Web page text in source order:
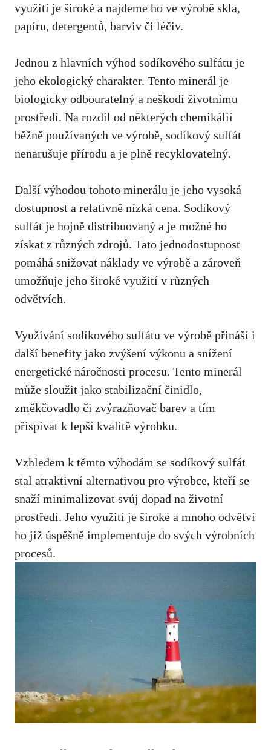
‍využití je široké a najdeme ho ve výrobě skla,
papíru,​ detergentů, barviv⁤ či léčiv.
Jednou z hlavních ⁣výhod sodíkového sulfátu je
jeho ekologický charakter. Tento minerál⁤ je
biologicky ​odbouratelný a neškodí životnímu
prostředí.‌ Na rozdíl od některých chemikálií
běžně používaných ve výrobě, sodíkový sulfát
nenarušuje ⁢přírodu a ⁢je plně​ recyklovatelný.
Další výhodou tohoto minerálu je jeho vysoká
dostupnost ⁢a relativně nízká cena. Sodíkový
sulfát je ⁤hojně distribuovaný ‌a je možné‍ ho
‌získat z různých zdrojů. Tato⁤ jednodostupnost⁤
pomáhá snižovat⁢ náklady ⁤ve výrobě a zároveň
umožňuje jeho široké využití⁢ v různých⁣
odvětvích.
Využívání sodíkového ⁤sulfátu ve výrobě přináší i‍
další⁤ benefity jako zvýšení⁢ výkonu a snížení
energetické⁤ náročnosti procesu. Tento minerál
může⁢ sloužit jako stabilizační⁣ činidlo,
změkčovadlo či ‍zvýrazňovač barev a tím⁣
přispívat k lepší ‍kvalitě ⁣výrobku.
Vzhledem k ⁤těmto výhodám se​ sodíkový sulfát ​
stal atraktivní​ alternativou pro výrobce, kteří‌ se⁤
snaží minimalizovat⁣ svůj dopad⁢ na životní‍
prostředí. Jeho využití je‍ široké a mnoho odvětví
ho již úspěšně implementuje do ‌svých výrobních
procesů.